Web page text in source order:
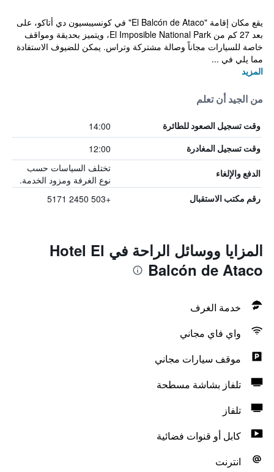
يقع مكان إقامة "El Balcón de Ataco" في كونسيبسيون دي أتاكو، على
بعد 27 كم من El Imposible National Park، ويتميز بحديقة ومواقف
خاصة للسيارات مجاناً وصالة مشتركة وتراس. يمكن للضيوف الاستفادة
مما يلي في ...
المزيد
من الجيد أن تعلم
وقت تسجيل الصعود للطائرة 14:00
وقت تسجيل المغادرة 12:00
الدفع والإلغاء
تختلف السياسات حسب
نوع الغرفة ومزود الخدمة.
رقم مكتب الاستقبال +503 2450 5171
المزايا ووسائل الراحة في Hotel El
Balcón de Ataco
خدمة الغرف
واي فاي مجاني
موقف سيارات مجاني
تلفاز بشاشة مسطحة
تلفاز
كابل أو قنوات فضائية
انترنت